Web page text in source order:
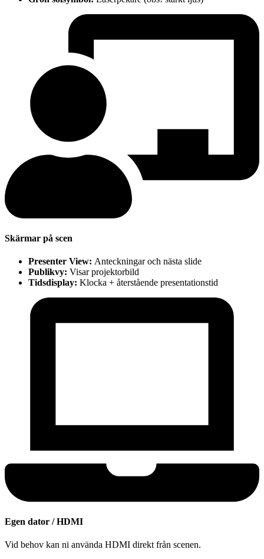
Skärmar på scen
Presenter View: Anteckningar och nästa slide
Publikvy: Visar projektorbild
Tidsdisplay: Klocka + återstående presentationstid
Egen dator / HDMI
Vid behov kan ni använda HDMI direkt från scenen.